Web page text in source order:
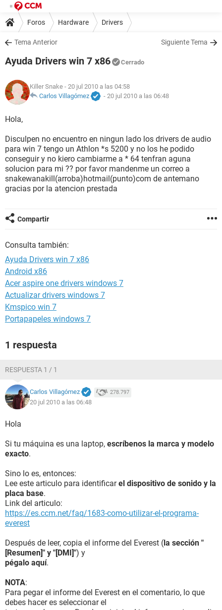
Foros Hardware Drivers
Tema Anterior Siguiente Tema
Ayuda Drivers win 7 x86 Cerrado
Killer Snake - 20 jul 2010 a las 04:58
Carlos Villagómez
- 20 jul 2010 a las 06:48
Hola,
Disculpen no encuentro en ningun lado los drivers de audio
para win 7 tengo un Athlon *s 5200 y no los he podido
conseguir y no kiero cambiarme a * 64 tenfran aguna
solucion para mi ?? por favor mandenme un correo a
snakewanakill(arroba)hotmail(punto)com de antemano
gracias por la atencion prestada
Compartir
Consulta también:
Ayuda Drivers win 7 x86
Android x86
Acer aspire one drivers windows 7
Actualizar drivers windows 7
Kmspico win 7
Portapapeles windows 7
1 respuesta
RESPUESTA 1 / 1
Carlos Villagómez 278.797
20 jul 2010 a las 06:48
Hola
Si tu máquina es una laptop, escríbenos la marca y modelo
exacto.
Sino lo es, entonces:
Lee este articulo para identificarel dispositivo de sonido y la
placa base.
Link del articulo:
https://es.ccm.net/faq/1683-como-utilizar-el-programa-
everest
Después de leer, copia el informe del Everest (la sección "
[Resumen]" y "[DMI]") y
pégalo aquí.
NOTA:
Para pegar el informe del Everest en el comentario, lo que
debes hacer es seleccionar el